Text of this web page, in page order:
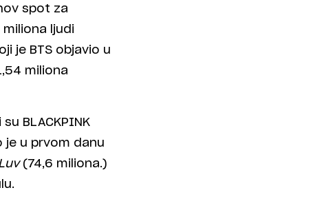
spot za
miliona ljudi
je BTS objavio u
miliona
BLACKPINK
je u prvom danu
(74,6 miliona.)